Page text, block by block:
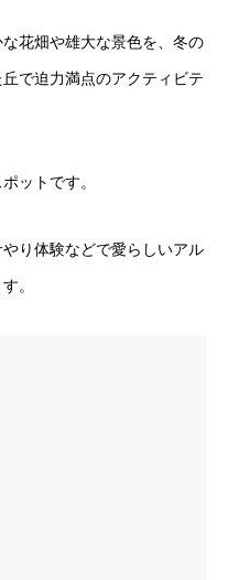
花畑や雄大な景色を、冬の
で迫力満点のアクティビテ
ットです。
り体験などで愛らしいアル
。